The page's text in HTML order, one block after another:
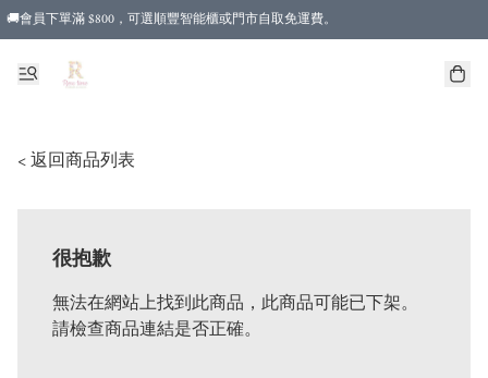
🚚會員下單滿 $800，可選順豐智能櫃或門市自取免運費。
< 返回商品列表
很抱歉
無法在網站上找到此商品，此商品可能已下架。
請檢查商品連結是否正確。